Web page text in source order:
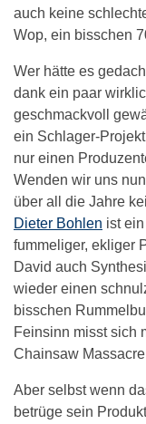
auch keine
Wop, ein bisschen
Wer hätte es
dank ein paar
geschmackvoll
ein Schlager-
nur einen
Wenden wir uns
über all die Jahre
Dieter Bohlen ist
fummeliger, ekliger
David auch
wieder einen
bisschen
Feinsinn misst sich
Chainsaw
Aber selbst wenn
betrüge sein